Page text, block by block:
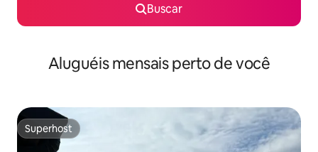
Buscar
Aluguéis mensais perto de você
Superhost
Superhost